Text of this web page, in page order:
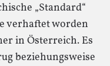
„Standard“
verhaftet worden
in Österreich. Es
beziehungsweise